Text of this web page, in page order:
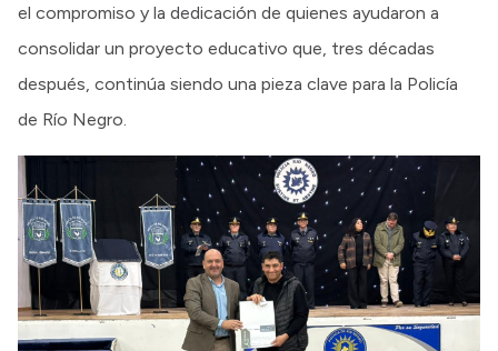
el compromiso y la dedicación de quienes ayudaron a
consolidar un proyecto educativo que, tres décadas
después, continúa siendo una pieza clave para la Policía
de Río Negro.